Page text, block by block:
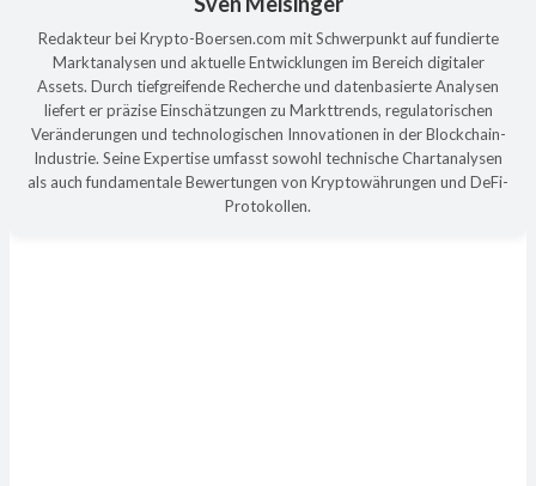
Redakteur bei Krypto-Boersen.com mit Schwerpunkt auf fundierte
Marktanalysen und aktuelle Entwicklungen im Bereich digitaler
Assets. Durch tiefgreifende Recherche und datenbasierte Analysen
liefert er präzise Einschätzungen zu Markttrends, regulatorischen
Veränderungen und technologischen Innovationen in der Blockchain-
Industrie. Seine Expertise umfasst sowohl technische Chartanalysen
als auch fundamentale Bewertungen von Kryptowährungen und DeFi-
Protokollen.